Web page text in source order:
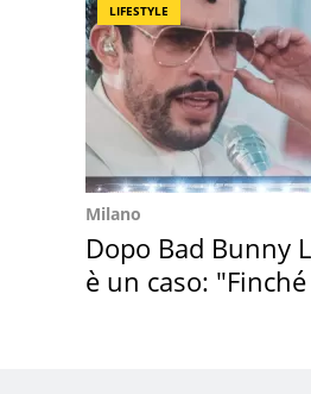
LIFESTYLE
Milano
Dopo Bad Bunny
è un caso: